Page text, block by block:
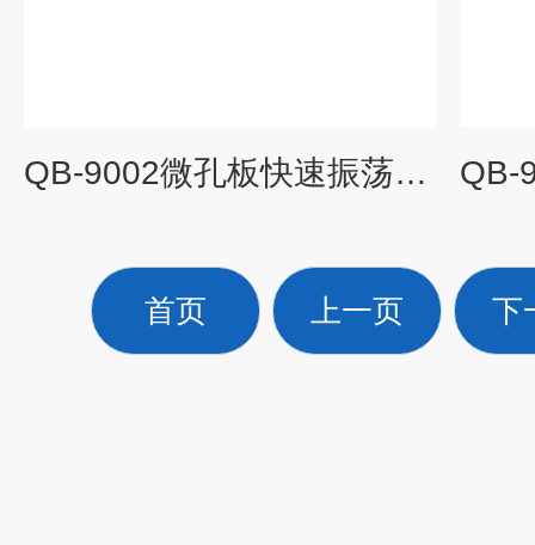
QB-9002微孔板快速振荡器（调速、定时）
首页 上一页 下